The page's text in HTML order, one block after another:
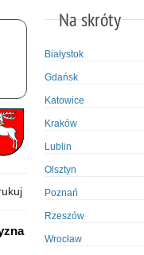
Na skróty
Białystok
Gdańsk
Katowice
Kraków
Lublin
Olsztyn
Poznań
Rzeszów
Wrocław